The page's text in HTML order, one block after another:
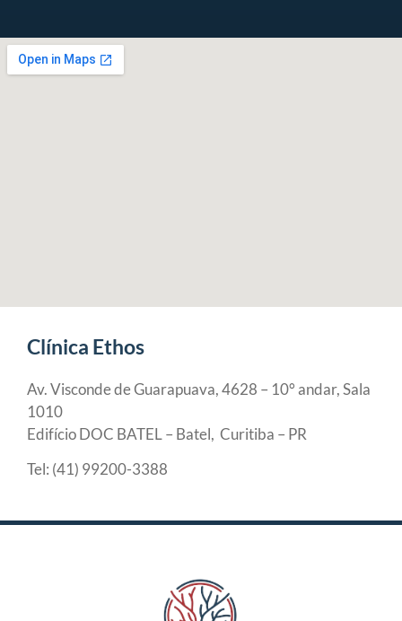
Clínica Ethos
Av. Visconde de Guarapuava, 4628 – 10° andar, Sala
1010
Edifício DOC BATEL – Batel, Curitiba – PR
Tel: (41) 99200-3388